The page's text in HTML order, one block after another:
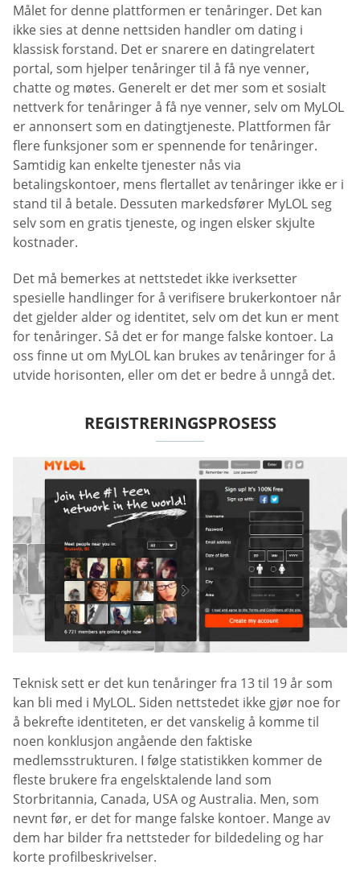
Målet for denne plattformen er tenåringer. Det kan
ikke sies at denne nettsiden handler om dating i
klassisk forstand. Det er snarere en datingrelatert
portal, som hjelper tenåringer til å få nye venner,
chatte og møtes. Generelt er det mer som et sosialt
nettverk for tenåringer å få nye venner, selv om MyLOL
er annonsert som en datingtjeneste. Plattformen får
flere funksjoner som er spennende for tenåringer.
Samtidig kan enkelte tjenester nås via
betalingskontoer, mens flertallet av tenåringer ikke er i
stand til å betale. Dessuten markedsfører MyLOL seg
selv som en gratis tjeneste, og ingen elsker skjulte
kostnader.
Det må bemerkes at nettstedet ikke iverksetter
spesielle handlinger for å verifisere brukerkontoer når
det gjelder alder og identitet, selv om det kun er ment
for tenåringer. Så det er for mange falske kontoer. La
oss finne ut om MyLOL kan brukes av tenåringer for å
utvide horisonten, eller om det er bedre å unngå det.
REGISTRERINGSPROSESS
Teknisk sett er det kun tenåringer fra 13 til 19 år som
kan bli med i MyLOL. Siden nettstedet ikke gjør noe for
å bekrefte identiteten, er det vanskelig å komme til
noen konklusjon angående den faktiske
medlemsstrukturen. I følge statistikken kommer de
fleste brukere fra engelsktalende land som
Storbritannia, Canada, USA og Australia. Men, som
nevnt før, er det for mange falske kontoer. Mange av
dem har bilder fra nettsteder for bildedeling og har
korte profilbeskrivelser.